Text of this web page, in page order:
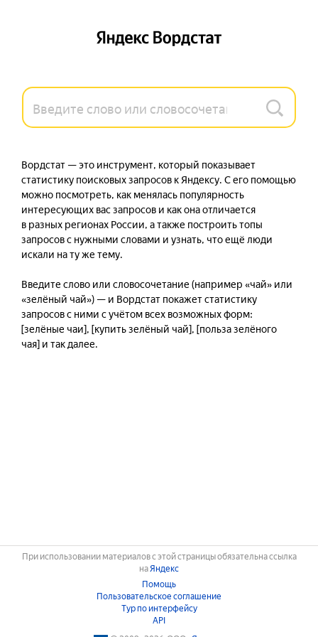
Вордстат — это инструмент, который показывает
статистику поисковых запросов к Яндексу. С его помощью
можно посмотреть, как менялась популярность
интересующих вас запросов и как она отличается
в разных регионах России, а также построить топы
запросов с нужными словами и узнать, что ещё люди
искали на ту же тему.
Введите слово или словосочетание (например «чай» или
«зелёный чай») — и Вордстат покажет статистику
запросов с ними с учётом всех возможных форм:
[зелёные чаи], [купить зелёный чай], [польза зелёного
чая] и так далее.
При использовании материалов с этой страницы обязательна ссылка
наЯндекс
Помощь
Пользовательское соглашение
Тур по интерфейсу
API